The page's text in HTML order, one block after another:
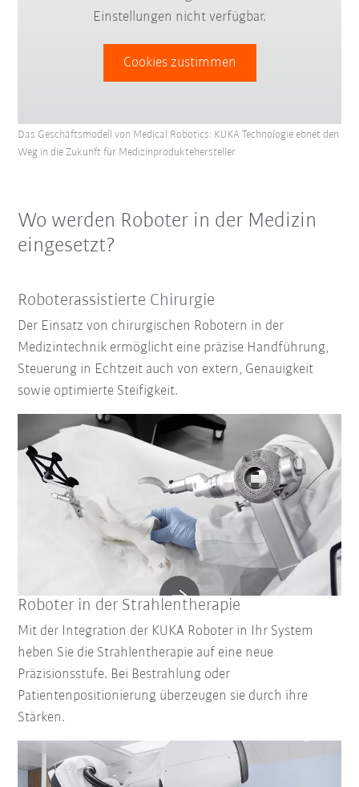
Einstellungen nicht verfügbar.
Cookies zustimmen
Das Geschäftsmodell von Medical Robotics: KUKA Technologie ebnet den
Weg in die Zukunft für Medizinproduktehersteller
Wo werden Roboter in der Medizin
eingesetzt?
Roboterassistierte Chirurgie
Der Einsatz von chirurgischen Robotern in der
Medizintechnik ermöglicht eine präzise Handführung,
Steuerung in Echtzeit auch von extern, Genauigkeit
sowie optimierte Steifigkeit.
Roboter in der Strahlentherapie
Mit der Integration der KUKA Roboter in Ihr System
heben Sie die Strahlentherapie auf eine neue
Präzisionsstufe. Bei Bestrahlung oder
Patientenpositionierung überzeugen sie durch ihre
Stärken.